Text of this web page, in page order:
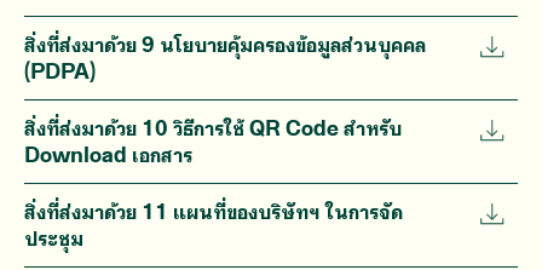
สิ่งที่ส่งมาด้วย 9 นโยบายคุ้มครองข้อมูลส่วนบุคคล
(PDPA)
สิ่งที่ส่งมาด้วย 10 วิธีการใช้ QR Code สำหรับ
Download เอกสาร
สิ่งที่ส่งมาด้วย 11 แผนที่ของบริษัทฯ ในการจัด
ประชุม